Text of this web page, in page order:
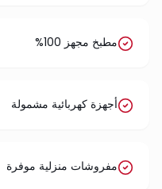
مطبخ مجهز 100%
أجهزة كهربائية مشمولة
مفروشات منزلية موفرة